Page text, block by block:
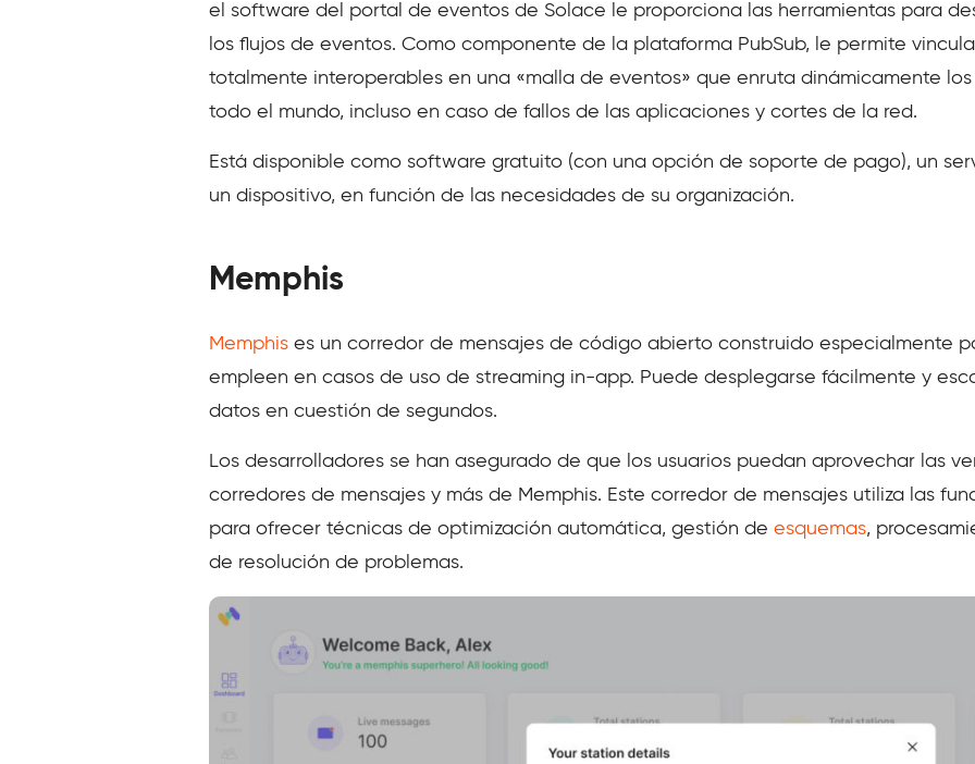
el software del portal de eventos de Solace le proporciona las herramientas para
los flujos de eventos. Como componente de la plataforma PubSub, le permite
totalmente interoperables en una «malla de eventos» que enruta dinámicamente
todo el mundo, incluso en caso de fallos de las aplicaciones y cortes de la red.
Está disponible como software gratuito (con una opción de soporte de pago), un
un dispositivo, en función de las necesidades de su organización.
Memphis
Memphis es un corredor de mensajes de código abierto construido especialmente
empleen en casos de uso de streaming in-app. Puede desplegarse fácilmente y
datos en cuestión de segundos.
Los desarrolladores se han asegurado de que los usuarios puedan aprovechar las
corredores de mensajes y más de Memphis. Este corredor de mensajes utiliza las
para ofrecer técnicas de optimización automática, gestión de esquemas,
de resolución de problemas.